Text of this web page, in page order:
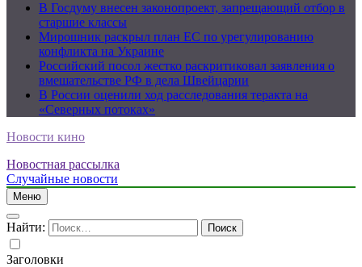
В Госдуму внесен законопроект, запрещающий отбор в
старшие классы
Мирошник раскрыл план ЕС по урегулированию
конфликта на Украине
Российский посол жестко раскритиковал заявления о
вмешательстве РФ в дела Швейцарии
В России оценили ход расследования теракта на
«Северных потоках»
Новости кино
Новостная рассылка
Случайные новости
Меню
Найти:
Заголовки